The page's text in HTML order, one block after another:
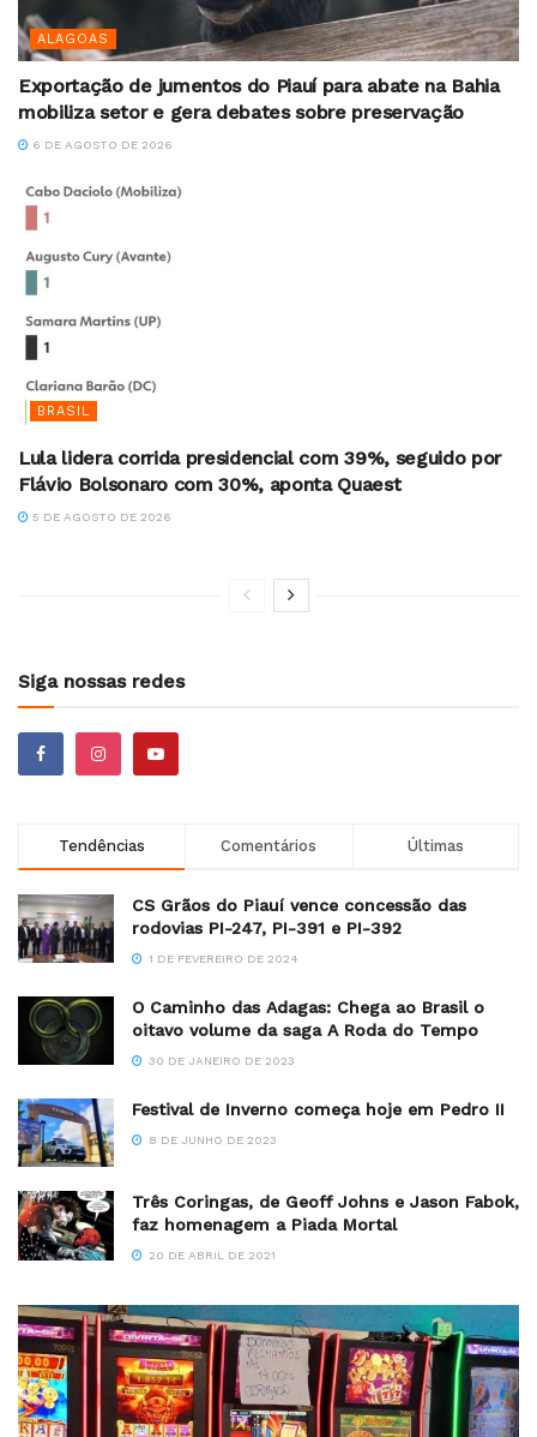
ALAGOAS
Exportação de jumentos do Piauí para abate na Bahia
mobiliza setor e gera debates sobre preservação
6 DE AGOSTO DE 2026
BRASIL
Lula lidera corrida presidencial com 39%, seguido por
Flávio Bolsonaro com 30%, aponta Quaest
5 DE AGOSTO DE 2026
Siga nossas redes
Tendências Comentários Últimas
CS Grãos do Piauí vence concessão das
rodovias PI-247, PI-391 e PI-392
1 DE FEVEREIRO DE 2024
O Caminho das Adagas: Chega ao Brasil o
oitavo volume da saga A Roda do Tempo
30 DE JANEIRO DE 2023
Festival de Inverno começa hoje em Pedro II
8 DE JUNHO DE 2023
Três Coringas, de Geoff Johns e Jason Fabok,
faz homenagem a Piada Mortal
20 DE ABRIL DE 2021